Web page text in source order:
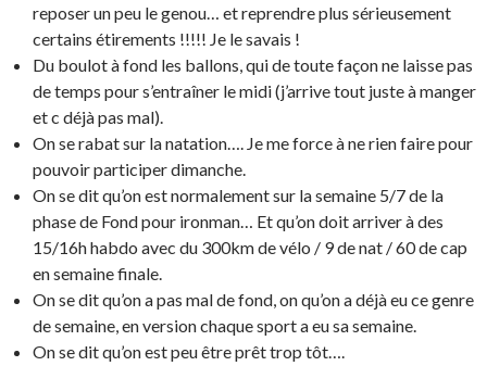
reposer un peu le genou… et reprendre plus sérieusement
certains étirements !!!!! Je le savais !
Du boulot à fond les ballons, qui de toute façon ne laisse pas
de temps pour s’entraîner le midi (j’arrive tout juste à manger
et c déjà pas mal).
On se rabat sur la natation…. Je me force à ne rien faire pour
pouvoir participer dimanche.
On se dit qu’on est normalement sur la semaine 5/7 de la
phase de Fond pour ironman… Et qu’on doit arriver à des
15/16h habdo avec du 300km de vélo / 9 de nat / 60 de cap
en semaine finale.
On se dit qu’on a pas mal de fond, on qu’on a déjà eu ce genre
de semaine, en version chaque sport a eu sa semaine.
On se dit qu’on est peu être prêt trop tôt….